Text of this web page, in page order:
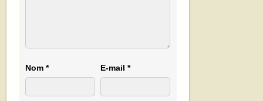
Nom* E-mail*